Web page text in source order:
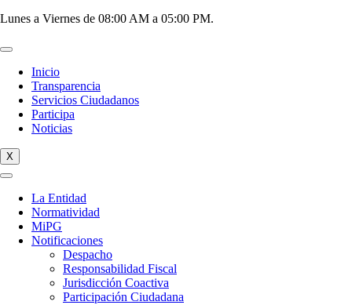
Lunes a Viernes de 08:00 AM a 05:00 PM.
Inicio
Transparencia
Servicios Ciudadanos
Participa
Noticias
X
La Entidad
Normatividad
MiPG
Notificaciones
Despacho
Responsabilidad Fiscal
Jurisdicción Coactiva
Participación Ciudadana